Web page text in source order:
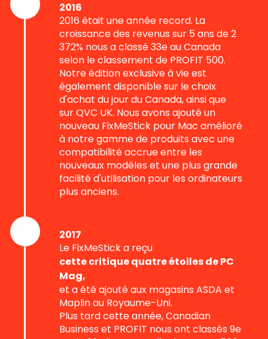
2016
2016 était une année record. La
croissance des revenus sur 5 ans de 2
372% nous a classé 33e au Canada
selon le classement de PROFIT 500.
Notre édition exclusive à vie est
également disponible sur le choix
d'achat du jour du Canada, ainsi que
sur QVC UK. Nous avons ajouté un
nouveau FixMeStick pour Mac amélioré
à notre gamme de produits avec une
compatibilité accrue entre les
nouveaux modèles et une plus grande
facilité d'utilisation pour les ordinateurs
plus anciens.
2017
Le FixMeStick a reçu
cette critique quatre étoiles de PC
Mag,
et a été ajouté aux magasins ASDA et
Maplin au Royaume-Uni.
Plus tard cette année, Canadian
Business et PROFIT nous ont classés 9e